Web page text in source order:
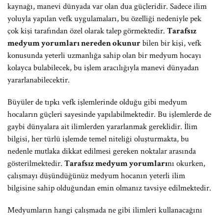
kaynağı, manevi dünyada var olan dua güçleridir. Sadece ilim
yoluyla yapılan vefk uygulamaları, bu özelliği nedeniyle pek
çok kişi tarafından özel olarak talep görmektedir. Tarafsız
medyum yorumları nereden okunurbilen bir kişi, vefk
konusunda yeterli uzmanlığa sahip olan bir medyum hocayı
kolayca bulabilecek, bu işlem aracılığıyla manevi dünyadan
yararlanabilecektir.
Büyüler de tıpkı vefk işlemlerinde olduğu gibi medyum
hocaların güçleri sayesinde yapılabilmektedir. Bu işlemlerde de
gaybi dünyalara ait ilimlerden yararlanmak gereklidir. İlim
bilgisi, her türlü işlemde temel niteliği oluşturmakta, bu
nedenle mutlaka dikkat edilmesi gereken noktalar arasında
gösterilmektedir. Tarafsız medyum yorumlarını okurken,
çalışmayı düşündüğünüz medyum hocanın yeterli ilim
bilgisine sahip olduğundan emin olmanız tavsiye edilmektedir.
Medyumların hangi çalışmada ne gibi ilimleri kullanacağını